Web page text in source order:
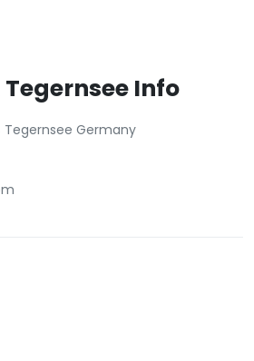
Info
Tegernsee Germany